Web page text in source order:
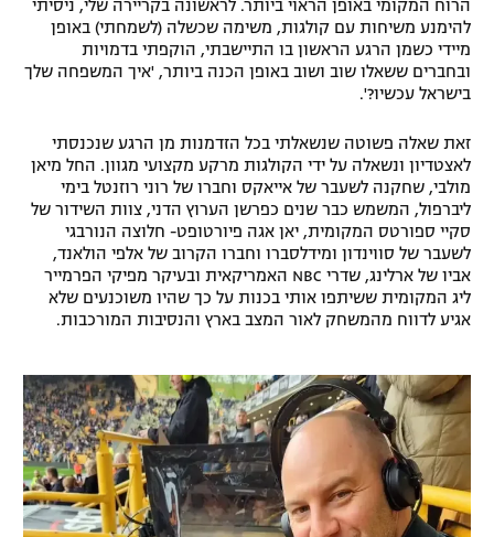
הרוח המקומי באופן הראוי ביותר. לראשונה בקריירה שלי, ניסיתי
להימנע משיחות עם קולגות, משימה שכשלה (לשמחתי) באופן
מיידי כשמן הרגע הראשון בו התיישבתי, הוקפתי בדמויות
ובחברים ששאלו שוב ושוב באופן הכנה ביותר, 'איך המשפחה שלך
בישראל עכשיו?'.
זאת שאלה פשוטה שנשאלתי בכל הזדמנות מן הרגע שנכנסתי
לאצטדיון ונשאלה על ידי הקולגות מרקע מקצועי מגוון. החל מיאן
מולבי, שחקנה לשעבר של אייאקס וחברו של רוני רוזנטל בימי
ליברפול, המשמש כבר שנים כפרשן הערוץ הדני, צוות השידור של
סקיי ספורטס המקומית, יאן אגה פיורטופט- חלוצה הנורבגי
לשעבר של סווינדון ומידלסברו וחברו הקרוב של אלפי הולאנד,
אביו של ארלינג, שדרי NBC האמריקאית ובעיקר מפיקי הפרמייר
ליג המקומית ששיתפו אותי בכנות על כך שהיו משוכנעים שלא
אגיע לדווח מהמשחק לאור המצב בארץ והנסיבות המורכבות.